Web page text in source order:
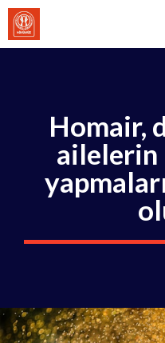
İçeriğe
atla
Homair,
ailelerin